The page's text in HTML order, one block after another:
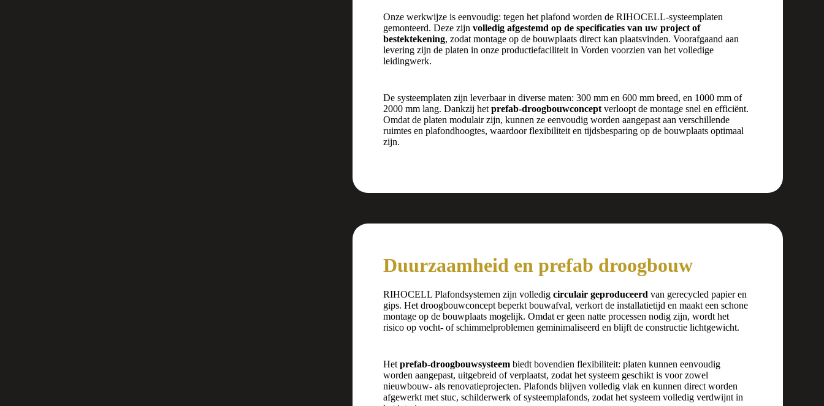
Onze werkwijze is eenvoudig: tegen het plafond worden de RIHOCELL-systeemplaten
gemonteerd. Deze zijnvolledig afgestemd op de specificaties van uw project of
bestektekening, zodat montage op de bouwplaats direct kan plaatsvinden. Voorafgaand aan
levering zijn de platen in onze productiefaciliteit in Vorden voorzien van het volledige
leidingwerk.
De systeemplaten zijn leverbaar in diverse maten: 300 mm en 600 mm breed, en 1000 mm of
2000 mm lang. Dankzij hetprefab-droogbouwconcept verloopt de montage snel en efficiënt.
Omdat de platen modulair zijn, kunnen ze eenvoudig worden aangepast aan verschillende
ruimtes en plafondhoogtes, waardoor flexibiliteit en tijdsbesparing op de bouwplaats optimaal
zijn.
Duurzaamheid en prefab droogbouw
RIHOCELL Plafondsystemen zijn volledigcirculair geproduceerd van gerecycled papier en
gips. Het droogbouwconcept beperkt bouwafval, verkort de installatietijd en maakt een schone
montage op de bouwplaats mogelijk. Omdat er geen natte processen nodig zijn, wordt het
risico op vocht- of schimmelproblemen geminimaliseerd en blijft de constructie lichtgewicht.
Hetprefab-droogbouwsysteem biedt bovendien flexibiliteit: platen kunnen eenvoudig
worden aangepast, uitgebreid of verplaatst, zodat het systeem geschikt is voor zowel
nieuwbouw- als renovatieprojecten. Plafonds blijven volledig vlak en kunnen direct worden
afgewerkt met stuc, schilderwerk of systeemplafonds, zodat het systeem volledig verdwijnt in